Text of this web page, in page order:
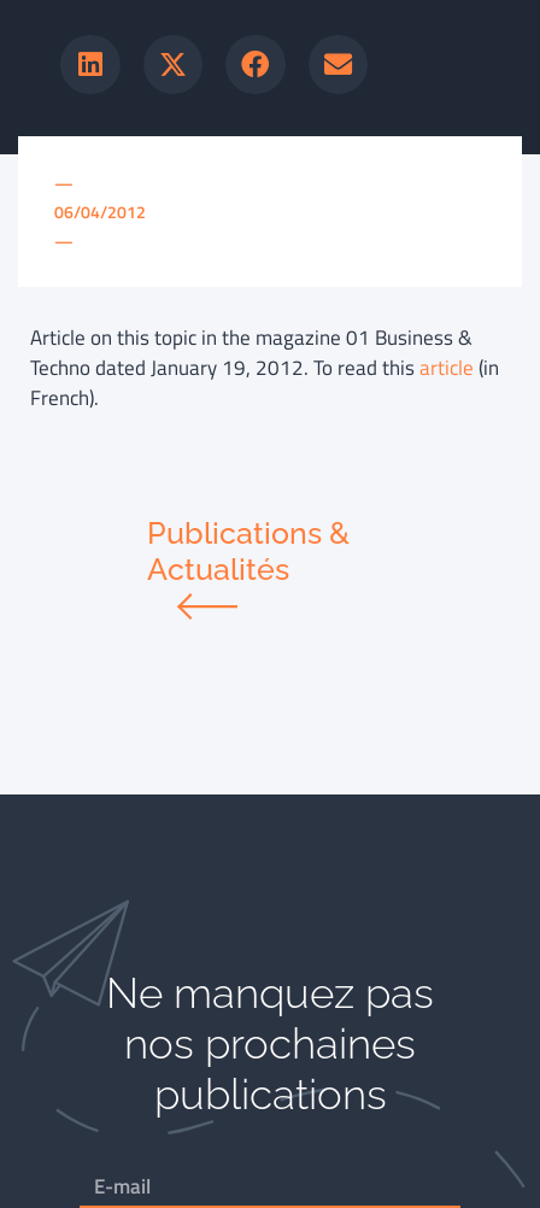
—
06/04/2012
—
Article on this topic in the magazine 01 Business &
Techno dated January 19, 2012. To read thisarticle (in
French).
Publications &
Actualités
Ne manquez pas
nos prochaines
publications